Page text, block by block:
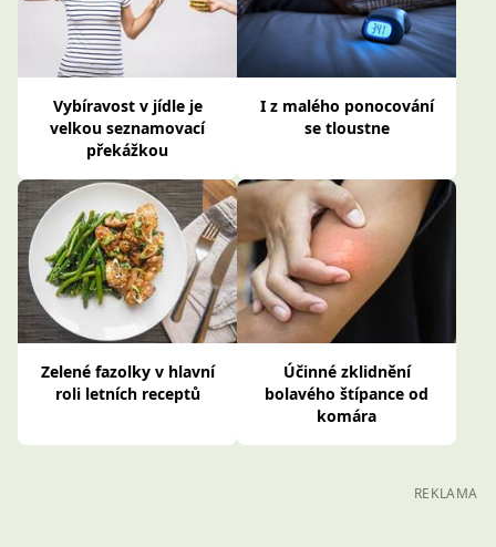
Vybíravost v jídle je
velkou seznamovací
překážkou
I z malého ponocování
se tloustne
Zelené fazolky v hlavní
roli letních receptů
Účinné zklidnění
bolavého štípance od
komára
REKLAMA